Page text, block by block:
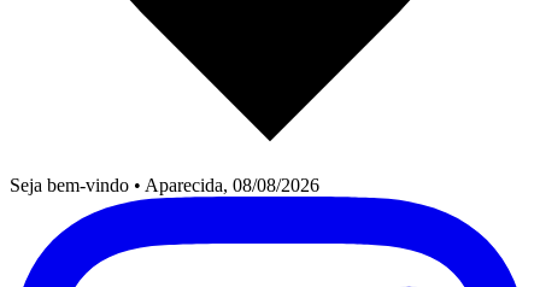
Seja bem-vindo • Aparecida, 08/08/2026